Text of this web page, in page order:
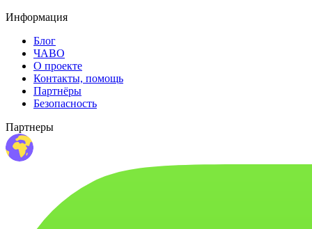
Информация
Блог
ЧАВО
О проекте
Контакты, помощь
Партнёры
Безопасность
Партнеры